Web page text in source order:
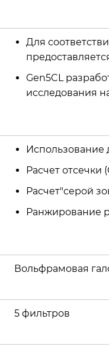
Для
Gen5CL
исследования
Использование
Расчет отсечки
Расчет"серой
Ранжирование
Вольфрамовая
5 фильтров